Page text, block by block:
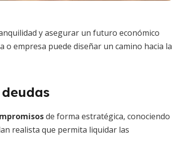
y asegurar un futuro económico
empresa puede diseñar un camino hacia la
de forma estratégica, conociendo
realista que permita liquidar las